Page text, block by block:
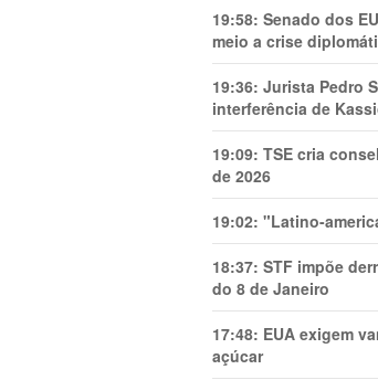
19:58: Senado dos
meio a crise
19:36: Jurista Pedro
interferência de
19:09: TSE cria
de 2026
19:02: "Latino-
18:37: STF impõe
do 8 de Janeiro
17:48: EUA exigem
açúcar